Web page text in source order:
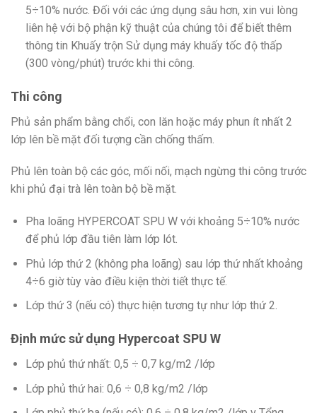
5÷10% nước. Đối với các ứng dụng sâu hơn, xin vui lòng
liên hệ với bộ phận kỹ thuật của chúng tôi để biết thêm
thông tin Khuấy trộn Sử dụng máy khuấy tốc độ thấp
(300 vòng/phút) trước khi thi công.
Thi công
Phủ sản phẩm bằng chổi, con lăn hoặc máy phun ít nhất 2
lớp lên bề mặt đối tượng cần chống thấm.
Phủ lên toàn bộ các góc, mối nối, mạch ngừng thi công trước
khi phủ đại trà lên toàn bộ bề mặt.
Pha loãng HYPERCOAT SPU W với khoảng 5÷10% nước
để phủ lớp đầu tiên làm lớp lót.
Phủ lớp thứ 2 (không pha loãng) sau lớp thứ nhất khoảng
4÷6 giờ tùy vào điều kiện thời tiết thực tế.
Lớp thứ 3 (nếu có) thực hiện tương tự như lớp thứ 2.
Định mức sử dụng Hypercoat SPU W
Lớp phủ thứ nhất: 0,5 ÷ 0,7 kg/m2 /lớp
Lớp phủ thứ hai: 0,6 ÷ 0,8 kg/m2 /lớp